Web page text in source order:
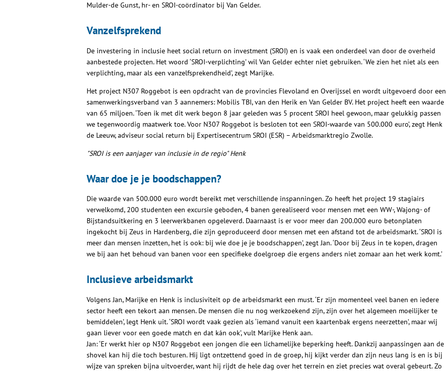
Mulder-de Gunst, hr- en SROI-coördinator bij Van Gelder.
Vanzelfsprekend
De investering in inclusie heet social return on investment (SROI) en is vaak een onderdeel van door de overheid
aanbestede projecten. Het woord ‘SROI-verplichting’ wil Van Gelder echter niet gebruiken. ‘We zien het niet als een
verplichting, maar als een vanzelfsprekendheid’, zegt Marijke.
Het project N307 Roggebot is een opdracht van de provincies Flevoland en Overijssel en wordt uitgevoerd door een
samenwerkingsverband van 3 aannemers: Mobilis TBI, van den Herik en Van Gelder BV. Het project heeft een waarde
van 65 miljoen. ‘Toen ik met dit werk begon 8 jaar geleden was 5 procent SROI heel gewoon, maar gelukkig passen
we tegenwoordig maatwerk toe. Voor N307 Roggebot is besloten tot een SROI-waarde van 500.000 euro’, zegt Henk
de Leeuw, adviseur social return bij Expertisecentrum SROI (ESR) – Arbeidsmarktregio Zwolle.
"SROI is een aanjager van inclusie in de regio" Henk
Waar doe je je boodschappen?
Die waarde van 500.000 euro wordt bereikt met verschillende inspanningen. Zo heeft het project 19 stagiairs
verwelkomd, 200 studenten een excursie geboden, 4 banen gerealiseerd voor mensen met een WW-, Wajong- of
Bijstandsuitkering en 3 leerwerkbanen opgeleverd. Daarnaast is er voor meer dan 200.000 euro betonplaten
ingekocht bij Zeus in Hardenberg, die zijn geproduceerd door mensen met een afstand tot de arbeidsmarkt. ‘SROI is
meer dan mensen inzetten, het is ook: bij wie doe je je boodschappen’, zegt Jan. ‘Door bij Zeus in te kopen, dragen
we bij aan het behoud van banen voor een specifieke doelgroep die ergens anders niet zomaar aan het werk komt.’
Inclusieve arbeidsmarkt
Volgens Jan, Marijke en Henk is inclusiviteit op de arbeidsmarkt een must. ‘Er zijn momenteel veel banen en iedere
sector heeft een tekort aan mensen. De mensen die nu nog werkzoekend zijn, zijn over het algemeen moeilijker te
bemiddelen’, legt Henk uit. ‘SROI wordt vaak gezien als ‘iemand vanuit een kaartenbak ergens neerzetten’, maar wij
gaan liever voor een goede match en dat kán ook’, vult Marijke Henk aan.
Jan: ‘Er werkt hier op N307 Roggebot een jongen die een lichamelijke beperking heeft. Dankzij aanpassingen aan de
shovel kan hij die toch besturen. Hij ligt ontzettend goed in de groep, hij kijkt verder dan zijn neus lang is en is bij
wijze van spreken bijna uitvoerder, want hij rijdt de hele dag over het terrein en ziet precies wat overal gebeurt. Zo